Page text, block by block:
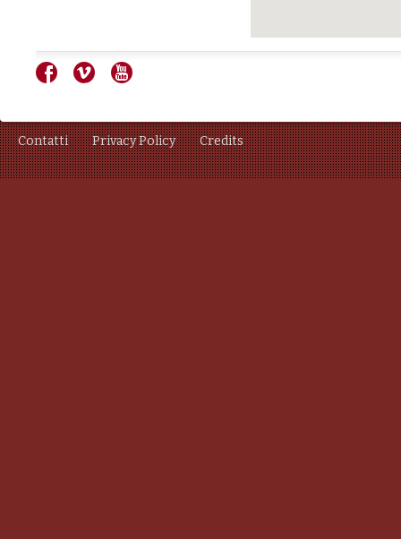
Contatti Privacy Policy Credits